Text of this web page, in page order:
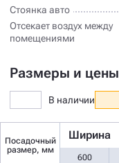
Стоянка авто
Отсекает воздух между
помещениями
Размеры и цены
В наличии
Посадочный
размер, мм
Ширина
600